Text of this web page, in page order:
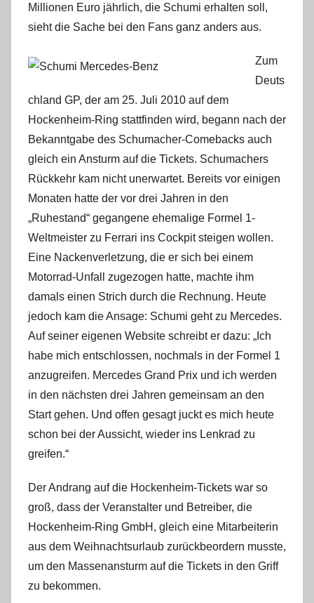
Millionen Euro jährlich, die Schumi erhalten soll,
sieht die Sache bei den Fans ganz anders aus.
Zum
Deuts
chland GP, der am 25. Juli 2010 auf dem
Hockenheim-Ring stattfinden wird, begann nach der
Bekanntgabe des Schumacher-Comebacks auch
gleich ein Ansturm auf die Tickets. Schumachers
Rückkehr kam nicht unerwartet. Bereits vor einigen
Monaten hatte der vor drei Jahren in den
„Ruhestand“ gegangene ehemalige Formel 1-
Weltmeister zu Ferrari ins Cockpit steigen wollen.
Eine Nackenverletzung, die er sich bei einem
Motorrad-Unfall zugezogen hatte, machte ihm
damals einen Strich durch die Rechnung. Heute
jedoch kam die Ansage: Schumi geht zu Mercedes.
Auf seiner eigenen Website schreibt er dazu: „Ich
habe mich entschlossen, nochmals in der Formel 1
anzugreifen. Mercedes Grand Prix und ich werden
in den nächsten drei Jahren gemeinsam an den
Start gehen. Und offen gesagt juckt es mich heute
schon bei der Aussicht, wieder ins Lenkrad zu
greifen.“
Der Andrang auf die Hockenheim-Tickets war so
groß, dass der Veranstalter und Betreiber, die
Hockenheim-Ring GmbH, gleich eine Mitarbeiterin
aus dem Weihnachtsurlaub zurückbeordern musste,
um den Massenansturm auf die Tickets in den Griff
zu bekommen.